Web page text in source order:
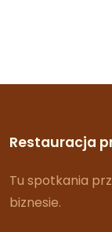
Restauracja
Tu spotkania
biznesie.